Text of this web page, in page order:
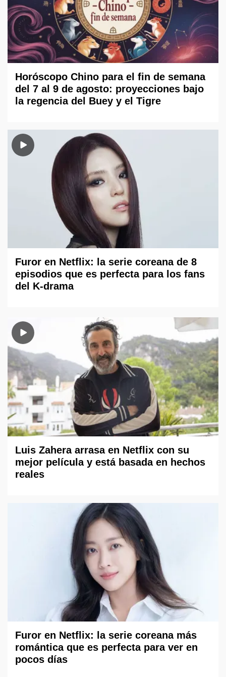
Horóscopo Chino para el fin de semana
del 7 al 9 de agosto: proyecciones bajo
la regencia del Buey y el Tigre
Furor en Netflix: la serie coreana de 8
episodios que es perfecta para los fans
del K-drama
Luis Zahera arrasa en Netflix con su
mejor película y está basada en hechos
reales
Furor en Netflix: la serie coreana más
romántica que es perfecta para ver en
pocos días